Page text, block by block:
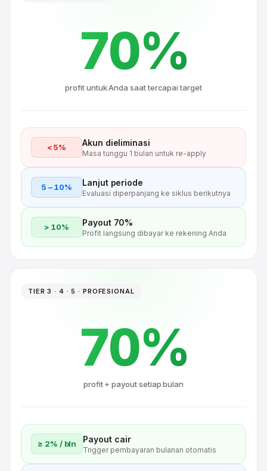
70%
profit untuk Anda saat tercapai target
< 5% Akun dieliminasi
Masa tunggu 1 bulan untuk re-apply
5 – 10% Lanjut periode
Evaluasi diperpanjang ke siklus berikutnya
> 10% Payout 70%
Profit langsung dibayar ke rekening Anda
TIER 3 · 4 · 5 · PROFESIONAL
70%
profit + payout setiap bulan
≥ 2% / bln Payout cair
Trigger pembayaran bulanan otomatis